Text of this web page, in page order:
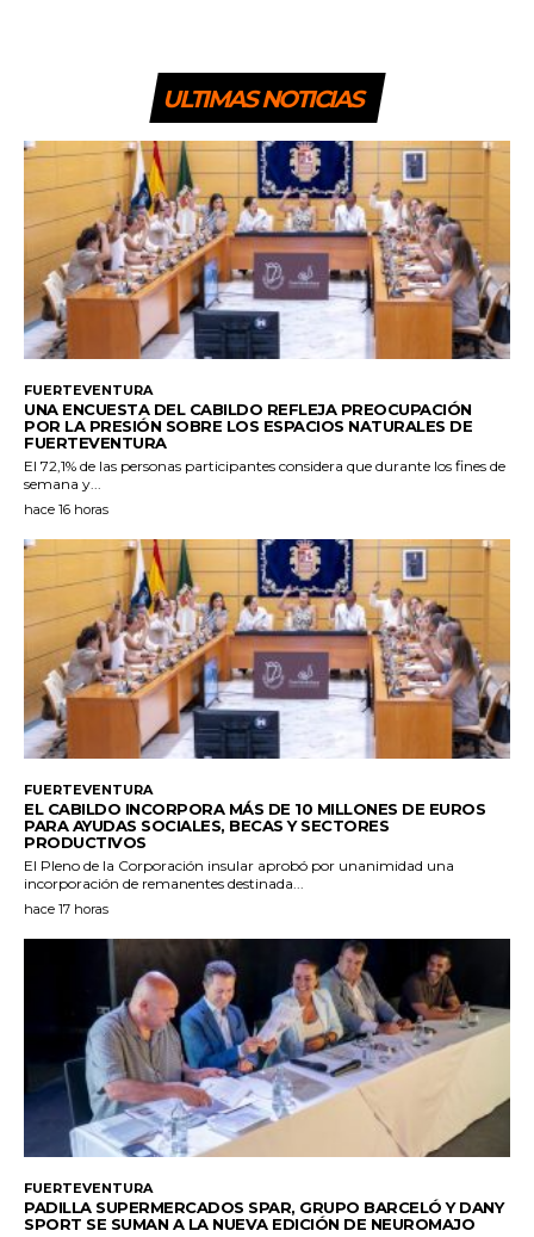
ULTIMAS NOTICIAS
FUERTEVENTURA
UNA ENCUESTA DEL CABILDO REFLEJA PREOCUPACIÓN
POR LA PRESIÓN SOBRE LOS ESPACIOS NATURALES DE
FUERTEVENTURA
El 72,1% de las personas participantes considera que durante los fines de
semana y...
hace 16 horas
FUERTEVENTURA
EL CABILDO INCORPORA MÁS DE 10 MILLONES DE EUROS
PARA AYUDAS SOCIALES, BECAS Y SECTORES
PRODUCTIVOS
El Pleno de la Corporación insular aprobó por unanimidad una
incorporación de remanentes destinada...
hace 17 horas
FUERTEVENTURA
PADILLA SUPERMERCADOS SPAR, GRUPO BARCELÓ Y DANY
SPORT SE SUMAN A LA NUEVA EDICIÓN DE NEUROMAJO